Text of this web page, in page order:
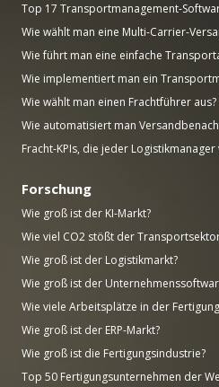
Top 17 Transportmanagement-
Wie wählt man eine Multi-Carrier-
Wie führt man eine einfache
Wie implementiert man ein
Wie wählt man einen Frachtführer aus?
Wie automatisiert man
Fracht-KPIs, die jeder
Forschung
Wie groß ist der KI-Markt?
Wie viel CO2 stößt der
Wie groß ist der Logistikmarkt?
Wie groß ist der
Wie viele Arbeitsplätze in der
Wie groß ist der ERP-Markt?
Wie groß ist die Fertigungsindustrie?
Top 50 Fertigungsunternehmen der